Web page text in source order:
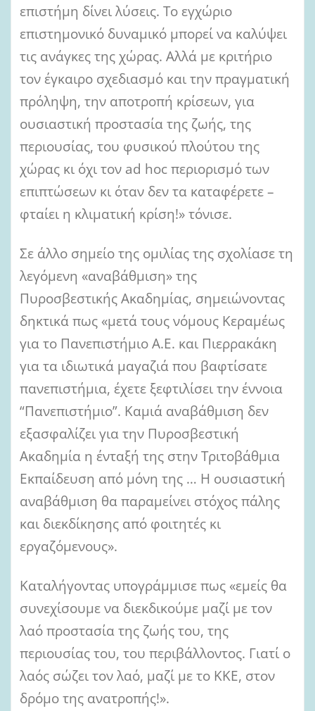
επιστήμη δίνει λύσεις. Το εγχώριο
επιστημονικό δυναμικό μπορεί να καλύψει
τις ανάγκες της χώρας. Αλλά με κριτήριο
τον έγκαιρο σχεδιασμό και την πραγματική
πρόληψη, την αποτροπή κρίσεων, για
ουσιαστική προστασία της ζωής, της
περιουσίας, του φυσικού πλούτου της
χώρας κι όχι τον ad hoc περιορισμό των
επιπτώσεων κι όταν δεν τα καταφέρετε –
φταίει η κλιματική κρίση!» τόνισε.
Σε άλλο σημείο της ομιλίας της σχολίασε τη
λεγόμενη «αναβάθμιση» της
Πυροσβεστικής Ακαδημίας, σημειώνοντας
δηκτικά πως «μετά τους νόμους Κεραμέως
για το Πανεπιστήμιο Α.Ε. και Πιερρακάκη
για τα ιδιωτικά μαγαζιά που βαφτίσατε
πανεπιστήμια, έχετε ξεφτιλίσει την έννοια
“Πανεπιστήμιο”. Καμιά αναβάθμιση δεν
εξασφαλίζει για την Πυροσβεστική
Ακαδημία η ένταξή της στην Τριτοβάθμια
Εκπαίδευση από μόνη της … Η ουσιαστική
αναβάθμιση θα παραμείνει στόχος πάλης
και διεκδίκησης από φοιτητές κι
εργαζόμενους».
Καταλήγοντας υπογράμμισε πως «εμείς θα
συνεχίσουμε να διεκδικούμε μαζί με τον
λαό προστασία της ζωής του, της
περιουσίας του, του περιβάλλοντος. Γιατί ο
λαός σώζει τον λαό, μαζί με το ΚΚΕ, στον
δρόμο της ανατροπής!».